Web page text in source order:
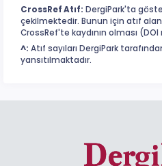
CrossRef Atıf: DergiPark'ta
çekilmektedir. Bunun için atıf
CrossRef'te kaydının olması
^: Atıf sayıları DergiPark
yansıtılmaktadır.